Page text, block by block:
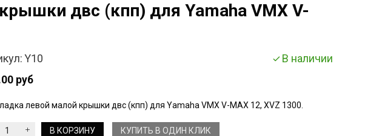
двс (кпп) для Yamaha VMX V-
Y10 В наличии
руб
левой малой крышки двс (кпп) для Yamaha VMX V-MAX 12, XVZ 1300.
В КОРЗИНУ КУПИТЬ В ОДИН КЛИК